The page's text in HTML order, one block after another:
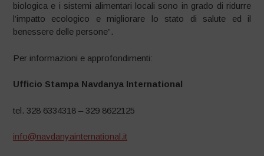
biologica e i sistemi alimentari locali sono in grado di ridurre
l’impatto ecologico e migliorare lo stato di salute ed il
benessere delle persone”.
Per informazioni e approfondimenti:
Ufficio Stampa Navdanya International
tel. 328 6334318 – 329 8622125
info@navdanyainternational.it